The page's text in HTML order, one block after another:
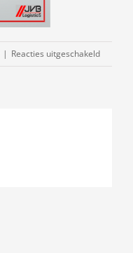
| Reacties uitgeschakeldvoor